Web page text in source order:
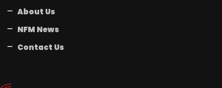
About Us
NFM News
Contact Us